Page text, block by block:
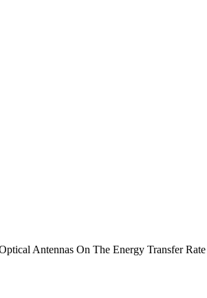
Antennas On The Energy Transfer